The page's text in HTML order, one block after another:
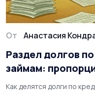
От Анастасия
Раздел долгов
займам:
году
Как делятся долги по